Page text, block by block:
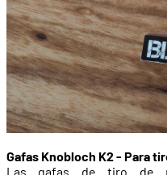
Gafas Knobloch K2 - Para
Las gafas de tiro de